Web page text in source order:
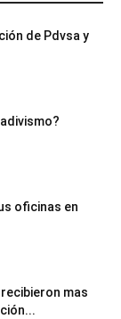
de Pdvsa y
oficinas en
mas